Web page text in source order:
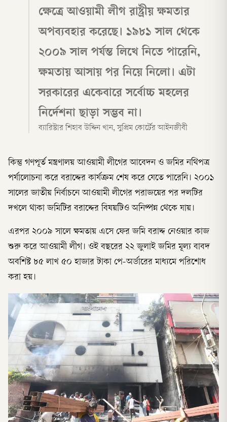
ক্ষেত্রে আওয়ামী লীগ রাষ্ট্রীয় ক্ষমতার
অপব্যবহার করেছে। ১৯৮১ সাল থেকে
২০০৯ সাল পর্যন্ত লিখে নিতে পারেনি,
ক্ষমতায় আসায় পর নিয়ে নিলো। এটা
সরকারের একেবারে সর্বোচ্চ মহলের
নির্দেশনা ছাড়া সম্ভব না।
ব্যারিস্টার শিহাব উদ্দিন খান, সুপ্রিম কোর্টের আইনজীবী
কিন্তু গণপূর্ত মন্ত্রণালয় আওয়ামী লীগের আবেদন ও জমির নথিপত্র
পর্যালোচনা করে বরাদ্দের কার্যক্রম শেষ করে যেতে পারেনি। ২০০১
সালের জাতীয় নির্বাচনে আওয়ামী লীগের পরাজয়ের পর দলটির
দখলে থাকা জমিটির বরাদ্দের বিষয়টিও অনিষ্পন্ন থেকে যায়।
এরপর ২০০৯ সালে ক্ষমতায় এসে ফের জমি বরাদ্দ নেওয়ার কাজ
শুরু করে আওয়ামী লীগ। ওই বছরের ২২ জুলাই জমির মূল্য বাবদ
অবশিষ্ট ৮৫ লাখ ৫০ হাজার টাকা পে-অর্ডারের মাধ্যমে পরিশোধ
করা হয়।